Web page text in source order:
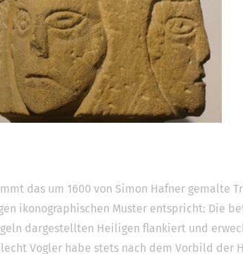
das um 1600 von Simon Hafner gemalte
ikonographischen Muster entspricht: Die
dargestellten Heiligen flankiert und
Vogler habe stets nach dem Vorbild der